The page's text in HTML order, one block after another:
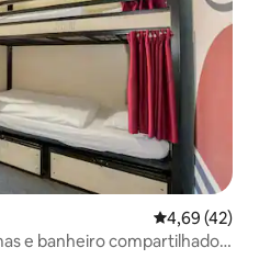
4,69 de uma
4,69 (42)
e banheiro compartilhado